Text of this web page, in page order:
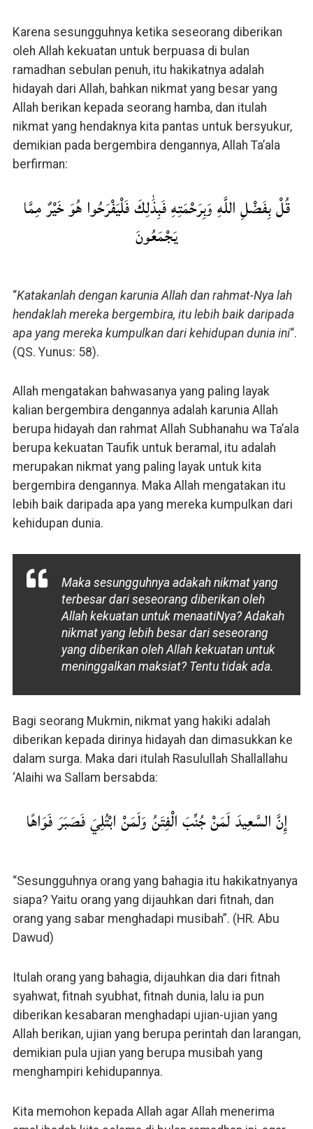
Karena sesungguhnya ketika seseorang diberikan
oleh Allah kekuatan untuk berpuasa di bulan
ramadhan sebulan penuh, itu hakikatnya adalah
hidayah dari Allah, bahkan nikmat yang besar yang
Allah berikan kepada seorang hamba, dan itulah
nikmat yang hendaknya kita pantas untuk bersyukur,
demikian pada bergembira dengannya, Allah Ta’ala
berfirman:
قُلْ بِفَضْلِ اللَّهِ وَبِرَحْمَتِهِ فَبِذَٰلِكَ فَلْيَفْرَحُوا هُوَ خَيْرٌ مِمَّا
يَجْمَعُونَ
“Katakanlah dengan karunia Allah dan rahmat-Nya lah
hendaklah mereka bergembira, itu lebih baik daripada
apa yang mereka kumpulkan dari kehidupan dunia ini“.
(QS. Yunus: 58).
Allah mengatakan bahwasanya yang paling layak
kalian bergembira dengannya adalah karunia Allah
berupa hidayah dan rahmat Allah Subhanahu wa Ta’ala
berupa kekuatan Taufik untuk beramal, itu adalah
merupakan nikmat yang paling layak untuk kita
bergembira dengannya. Maka Allah mengatakan itu
lebih baik daripada apa yang mereka kumpulkan dari
kehidupan dunia.
Maka sesungguhnya adakah nikmat yang
terbesar dari seseorang diberikan oleh
Allah kekuatan untuk menaatiNya? Adakah
nikmat yang lebih besar dari seseorang
yang diberikan oleh Allah kekuatan untuk
meninggalkan maksiat? Tentu tidak ada.
Bagi seorang Mukmin, nikmat yang hakiki adalah
diberikan kepada dirinya hidayah dan dimasukkan ke
dalam surga. Maka dari itulah Rasulullah Shallallahu
‘Alaihi wa Sallam bersabda:
إِنَّ السَّعِيدَ لَمَنْ جُنِّبَ الْفِتَنُ وَلَمَنْ ابْتُلِيَ فَصَبَرَ فَوَاهًا
“Sesungguhnya orang yang bahagia itu hakikatnyanya
siapa? Yaitu orang yang dijauhkan dari fitnah, dan
orang yang sabar menghadapi musibah”. (HR. Abu
Dawud)
Itulah orang yang bahagia, dijauhkan dia dari fitnah
syahwat, fitnah syubhat, fitnah dunia, lalu ia pun
diberikan kesabaran menghadapi ujian-ujian yang
Allah berikan, ujian yang berupa perintah dan larangan,
demikian pula ujian yang berupa musibah yang
menghampiri kehidupannya.
Kita memohon kepada Allah agar Allah menerima